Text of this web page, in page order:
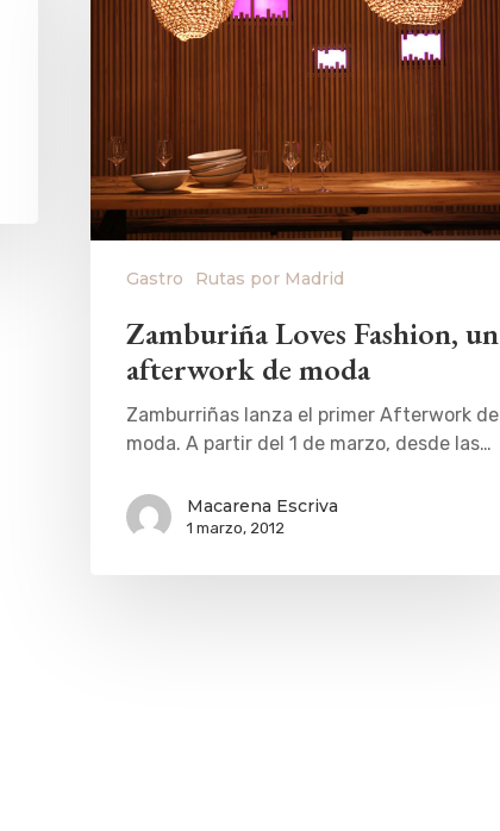
Gastro Rutas por Madrid
Zamburiña Loves Fashion, un
afterwork de moda
Zamburriñas lanza el primer Afterwork de
moda. A partir del 1 de marzo, desde las…
Macarena Escriva
1 marzo, 2012